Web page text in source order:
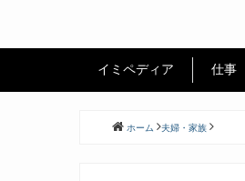
イミペディア 仕事
ホーム 夫婦・家族